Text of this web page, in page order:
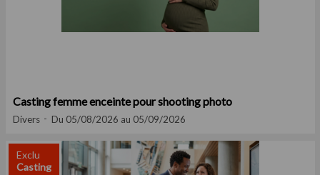
Casting femme enceinte pour shooting photo
Divers Du 05/08/2026 au 05/09/2026
Exclu
Casting